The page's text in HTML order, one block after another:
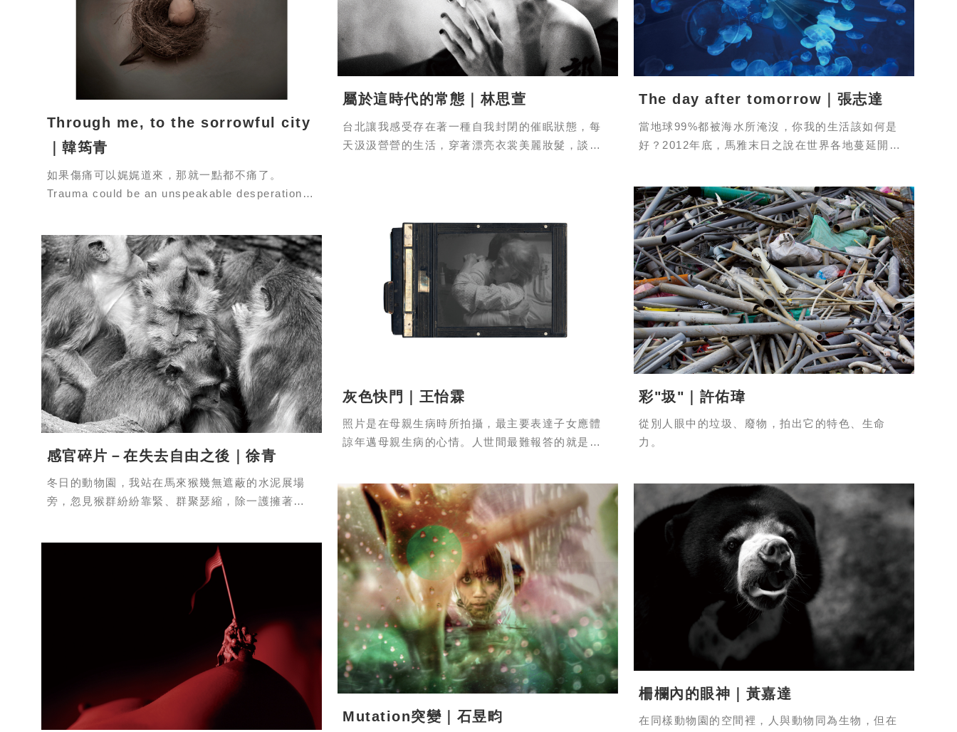
Through me, to the sorrowful city
｜韓筠青
如果傷痛可以娓娓道來，那就一點都不痛了。
Trauma could be an unspeakable desperation
屬於這時代的常態｜林思萱
台北讓我感受存在著一種自我封閉的催眠狀態，每
天汲汲營營的生活，穿著漂亮衣裳美麗妝髮，談論
The day after tomorrow｜張志達
當地球99%都被海水所淹沒，你我的生活該如何是
好？2012年底，馬雅末日之說在世界各地蔓延開
灰色快門｜王怡霖
照片是在母親生病時所拍攝，最主要表達子女應體
諒年邁母親生病的心情。人世間最難報答的就是父
彩"圾"｜許佑瑋
從別人眼中的垃圾、廢物，拍出它的特色、生命
力。
感官碎片－在失去自由之後｜徐青
冬日的動物園，我站在馬來猴幾無遮蔽的水泥展場
旁，忽見猴群紛紛靠緊、群聚瑟縮，除一護擁著幼
Mutation突變｜石昱畇
柵欄內的眼神｜黃嘉達
在同樣動物園的空間裡，人與動物同為生物，但在